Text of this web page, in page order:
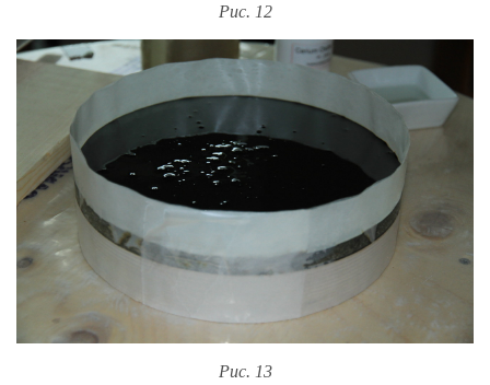
Рис. 12
Рис. 13